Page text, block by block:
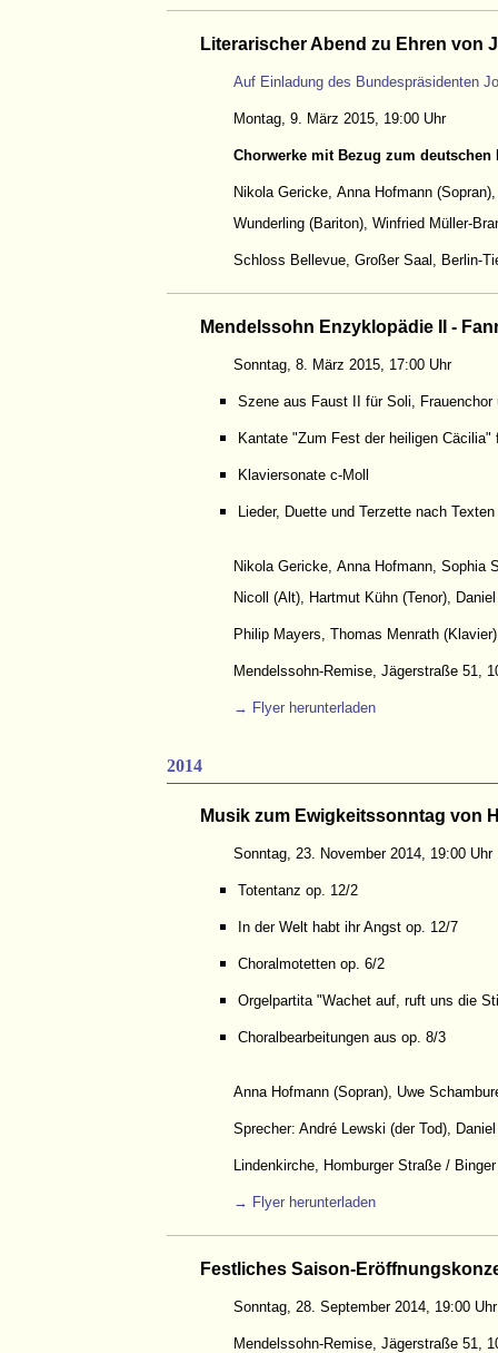
Literarischer Abend zu Ehren von
Auf Einladung des Bundespräsidenten
Montag, 9. März 2015, 19:00 Uhr
Chorwerke mit Bezug zum
Nikola Gericke, Anna Hofmann
Wunderling (Bariton), Winfried Müller-
Schloss Bellevue, Großer Saal, Berlin-
Mendelssohn Enzyklopädie II -
Sonntag, 8. März 2015, 17:00 Uhr
Szene aus Faust II für Soli, Frauenchor
Kantate "Zum Fest der heiligen
Klaviersonate c-Moll
Lieder, Duette und Terzette nach
Nikola Gericke, Anna Hofmann, Sophia
Nicoll (Alt), Hartmut Kühn (Tenor),
Philip Mayers, Thomas Menrath (Klavier)
Mendelssohn-Remise, Jägerstraße 51,
→ Flyer herunterladen
2014
Musik zum Ewigkeitssonntag von
Sonntag, 23. November 2014, 19:00 Uhr
Totentanz op. 12/2
In der Welt habt ihr Angst op. 12/7
Choralmotetten op. 6/2
Orgelpartita "Wachet auf, ruft uns die
Choralbearbeitungen aus op. 8/3
Anna Hofmann (Sopran), Uwe
Sprecher: André Lewski (der Tod),
Lindenkirche, Homburger Straße /
→ Flyer herunterladen
Festliches Saison-
Sonntag, 28. September 2014, 19:00 Uhr
Mendelssohn-Remise, Jägerstraße 51,